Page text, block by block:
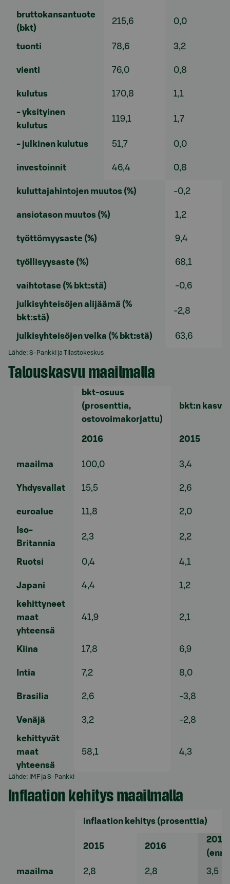
bruttokansantuote
(bkt)
215,6 0,0
tuonti 78,6 3,2
vienti 76,0 0,8
kulutus 170,8 1,1
- yksityinen
kulutus
119,1 1,7
- julkinen kulutus 51,7 0,0
investoinnit 46,4 0,8
kuluttajahintojen muutos (%) -0,2
ansiotason muutos (%) 1,2
työttömyysaste (%) 9,4
työllisyysaste (%) 68,1
vaihtotase (% bkt:stä) -0,6
julkisyhteisöjen alijäämä (%
bkt:stä)
-2,8
julkisyhteisöjen velka (% bkt:stä) 63,6
Lähde: S-Pankki ja Tilastokeskus
Talouskasvu maailmalla
bkt-osuus
(prosenttia,
ostovoimakorjattu)
bkt:n
2016 2015
maailma 100,0 3,4
Yhdysvallat 15,5 2,6
euroalue 11,8 2,0
Iso-
Britannia
2,3 2,2
Ruotsi 0,4 4,1
Japani 4,4 1,2
kehittyneet
maat
yhteensä
41,9 2,1
Kiina 17,8 6,9
Intia 7,2 8,0
Brasilia 2,6 -3,8
Venäjä 3,2 -2,8
kehittyvät
maat
yhteensä
58,1 4,3
Lähde: IMF ja S-Pankki
Inflaation kehitys maailmalla
inflaation kehitys (prosenttia)
2015 2016
2017
maailma 2,8 2,8 3,5